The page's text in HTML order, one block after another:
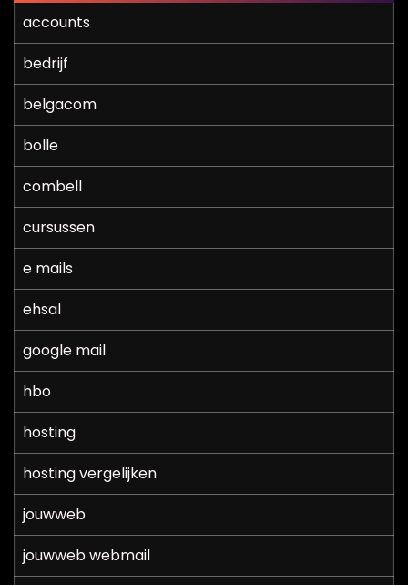
accounts
bedrijf
belgacom
bolle
combell
cursussen
e mails
ehsal
google mail
hbo
hosting
hosting vergelijken
jouwweb
jouwweb webmail